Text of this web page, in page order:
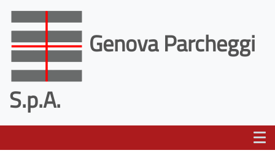
Genova Parcheggi
S.p.A.